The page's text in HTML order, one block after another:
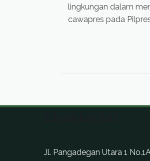
lingkungan dalam
cawapres pada
Jl. Pangadegan Utara 1